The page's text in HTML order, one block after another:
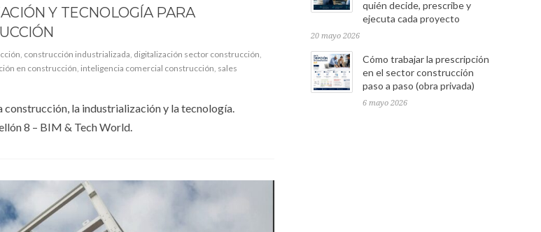
Y TECNOLOGÍA PARA
construcción industrializada digitalización sector construcción
en construcción inteligencia comercial construcción sales
la industrialización y la tecnología.
8 – BIM & Tech World.
quién decide, prescribe y
ejecuta cada proyecto
20 mayo 2026
Cómo trabajar la prescripción
en el sector construcción
paso a paso (obra privada)
6 mayo 2026